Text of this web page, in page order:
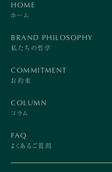
HOME
ホーム
BRAND PHILOSOPHY
私たちの哲学
COMMITMENT
お約束
COLUMN
コラム
FAQ
よくあるご質問